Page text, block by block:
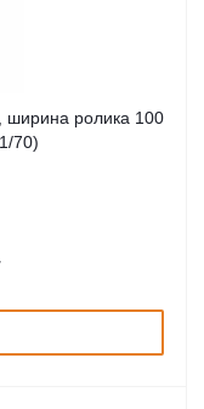
ролика 100
70)